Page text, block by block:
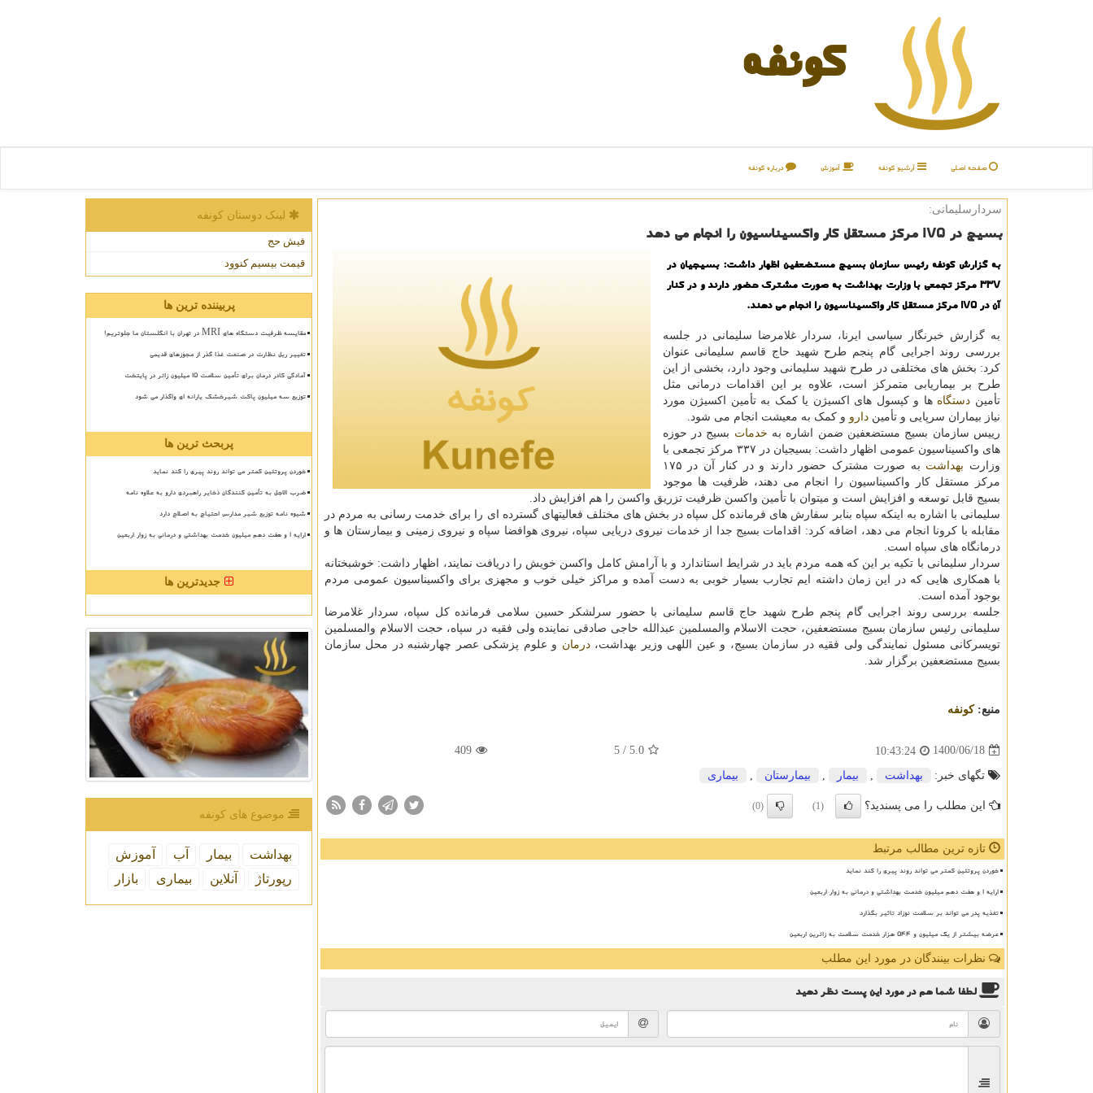
كونفه
صفحه اصلی آرشیو كونفه آموزش درباره كونفه
سردارسلیمانی:
بسیج در 175 مرکز مستقل کار واکسیناسیون را انجام می دهد
به گزارش کونفه رئیس سازمان بسیج مستضعفین اظهار داشت: بسیجیان در
۳۳۷ مرکز تجمعی با وزارت بهداشت به صورت مشترک حضور دارند و در کنار
آن در ۱۷۵ مرکز مستقل کار واکسیناسیون را انجام می دهند.
به گزارش خبرنگار سیاسی ایرنا، سردار غلامرضا سلیمانی در جلسه
بررسی روند اجرایی گام پنجم طرح شهید حاج قاسم سلیمانی عنوان
کرد: بخش های مختلفی در طرح شهید سلیمانی وجود دارد، بخشی از این
طرح بر بیماریابی متمرکز است، علاوه بر این اقدامات درمانی مثل
تأمین دستگاه ها و کپسول های اکسیژن یا کمک به تأمین اکسیژن مورد
نیاز بیماران سرپایی و تأمین دارو و کمک به معیشت انجام می شود.
رییس سازمان بسیج مستضعفین ضمن اشاره به خدمات بسیج در حوزه
های واکسیناسیون عمومی اظهار داشت: بسیجیان در ۳۳۷ مرکز تجمعی با
وزارت بهداشت
به صورت مشترک حضور دارند و در کنار آن در ۱۷۵
مرکز مستقل کار واکسیناسیون را انجام می دهند، ظرفیت ها موجود
بسیج قابل توسعه و افزایش است و میتوان با تأمین واکسن ظرفیت تزریق واکسن را هم افزایش داد.
سلیمانی با اشاره به اینکه سپاه بنابر سفارش های فرمانده کل سپاه در بخش های مختلف فعالیتهای گسترده ای را برای خدمت رسانی به مردم در
مقابله با کرونا انجام می دهد، اضافه کرد: اقدامات بسیج جدا از خدمات نیروی دریایی سپاه، نیروی هوافضا سپاه و نیروی زمینی و بیمارستان ها و
درمانگاه های سپاه است.
سردار سلیمانی با تکیه بر این که همه مردم باید در شرایط استاندارد و با آرامش کامل واکسن خویش را دریافت نمایند، اظهار داشت: خوشبختانه
با همکاری هایی که در این زمان داشته ایم تجارب بسیار خوبی به دست آمده و مراکز خیلی خوب و مجهزی برای واکسیناسیون عمومی مردم
بوجود آمده است.
جلسه بررسی روند اجرایی گام پنجم طرح شهید حاج قاسم سلیمانی با حضور سرلشکر حسین سلامی فرمانده کل سپاه، سردار غلامرضا
سلیمانی رئیس سازمان بسیج مستضعفین، حجت الاسلام والمسلمین عبدالله حاجی صادقی نماینده ولی فقیه در سپاه، حجت الاسلام والمسلمین
تویسرکانی مسئول نمایندگی ولی فقیه در سازمان بسیج، و عین اللهی وزیر بهداشت،درمان و علوم پزشکی عصر چهارشنبه در محل سازمان
بسیج مستضعفین برگزار شد.
منبع:كونفه
1400/06/18
10:43:24
5.0
/ 5
409
تگهای خبر: بهداشت بیمار بیمارستان بیماری
این مطلب را می پسندید؟ (1)
(0)
تازه ترین مطالب مرتبط
خوردن پروتئین کمتر می تواند روند پیری را کند نماید
ارایه ۱ و هفت دهم میلیون خدمت بهداشتی و درمانی به زوار اربعین
تغذیه پدر می تواند بر سلامت نوزاد تاثیر بگذارد
عرضه بیشتر از یک میلیون و ۵۴۴ هزار خدمت سلامت به زائرین اربعین
نظرات بینندگان در مورد این مطلب
لطفا شما همدر مورد این پستنظر دهید
لینک دوستان كونفه
فیش حج
قیمت بیسیم کنوود
پربیننده ترین ها
مقایسه ظرفیت دستگاه های MRI در تهران با انگلستان ما جلوتریم!
تغییر ریل نظارت در صنعت غذا گذر از مجوزهای قدیمی
آمادگی کادر درمان برای تأمین سلامت 15 میلیون زائر در پایتخت
توزیع سه میلیون پاکت شیرخشک یارانه ای واگذار می شود
پربحث ترین ها
خوردن پروتئین کمتر می تواند روند پیری را کند نماید
ضرب الاجل به تأمین کنندگان ذخایر راهبردی دارو به علاوه نامه
شیوه نامه توزیع شیر مدارس احتیاج به اصلاح دارد
ارایه ۱ و هفت دهم میلیون خدمت بهداشتی و درمانی به زوار اربعین
جدیدترین ها
موضوع های كونفه
بهداشت بیمار آب
آموزش
رپورتاژ
آنلاین بیماری بازار